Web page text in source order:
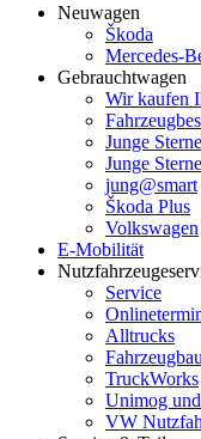
Neuwagen
Škoda
Mercedes-
Gebrauchtwagen
Wir kaufen
Junge Sterne
Junge
jung@smart
Škoda Plus
Volkswagen
E-Mobilität
Service
Alltrucks
Fahrzeugbau
TruckWorks
Unimog
VW